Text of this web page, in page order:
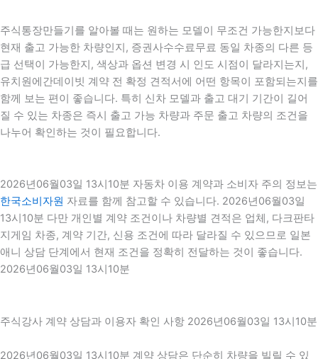
주식통장만들기를 알아볼 때는 원하는 모델이 무조건 가능한지보다
현재 출고 가능한 차량인지, 증권사수수료무료 동일 차종의 다른 등
급 선택이 가능한지, 색상과 옵션 변경 시 인도 시점이 달라지는지,
유치원에간데이빗 계약 전 확정 견적서에 어떤 항목이 포함되는지를
함께 보는 편이 좋습니다. 특히 신차 모델과 출고 대기 기간이 길어
질 수 있는 차종은 즉시 출고 가능 차량과 주문 출고 차량의 조건을
나누어 확인하는 것이 필요합니다.
2026년06월03일 13시10분 자동차 이용 계약과 소비자 주의 정보는
한국소비자원 자료를 함께 참고할 수 있습니다. 2026년06월03일
13시10분 다만 개인별 계약 조건이나 차량별 견적은 업체, 다크판타
지게임 차종, 계약 기간, 신용 조건에 따라 달라질 수 있으므로 일본
애니 상담 단계에서 현재 조건을 정확히 전달하는 것이 좋습니다.
2026년06월03일 13시10분
주식강사 계약 상담과 이용자 확인 사항 2026년06월03일 13시10분
2026년06월03일 13시10분 계약 상담은 단순히 차량을 빌릴 수 있